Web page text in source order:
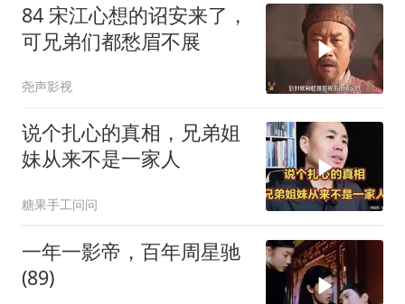
84 宋江心想的诏安来了，
可兄弟们都愁眉不展
尧声影视
说个扎心的真相，兄弟姐
妹从来不是一家人
糖果手工问问
一年一影帝，百年周星驰
(89)